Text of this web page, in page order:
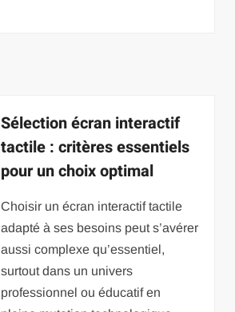
Sélection écran interactif
tactile : critères essentiels
pour un choix optimal
Choisir un écran interactif tactile
adapté à ses besoins peut s’avérer
aussi complexe qu’essentiel,
surtout dans un univers
professionnel ou éducatif en